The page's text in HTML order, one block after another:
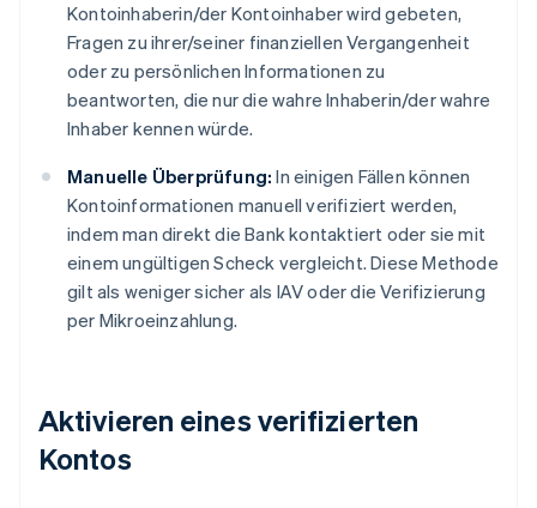
Kontoinhaberin/der Kontoinhaber wird gebeten,
Fragen zu ihrer/seiner finanziellen Vergangenheit
oder zu persönlichen Informationen zu
beantworten, die nur die wahre Inhaberin/der wahre
Inhaber kennen würde.
Manuelle Überprüfung: In einigen Fällen können
Kontoinformationen manuell verifiziert werden,
indem man direkt die Bank kontaktiert oder sie mit
einem ungültigen Scheck vergleicht. Diese Methode
gilt als weniger sicher als IAV oder die Verifizierung
per Mikroeinzahlung.
Aktivieren eines verifizierten
Kontos